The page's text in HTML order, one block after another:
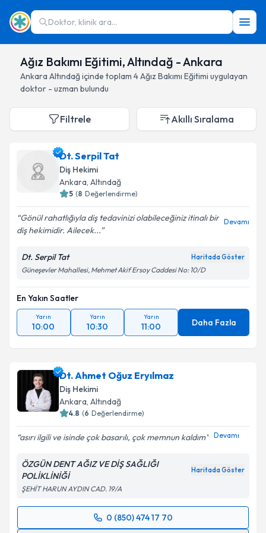
Doktor, klinik ara...
Ağız Bakımı Eğitimi, Altındağ - Ankara
Ankara Altındağiçinde toplam 4Ağız Bakımı Eğitimi uygulayan
doktor - uzman bulundu
Filtrele Akıllı Sıralama
Dt. Serpil Tat
Diş Hekimi
Ankara, Altındağ
5 (8 Değerlendirme)
Gönül rahatlığıyla diş tedavinizi olabileceğiniz itinalı bir
diş hekimidir. Ailecek...
Devamı
Dt. Serpil Tat Haritada Göster
Güneşevler Mahallesi, Mehmet Akif Ersoy Caddesi No: 10/D
En Yakın Saatler
Yarın
10:00
Yarın
10:30
Yarın
11:00 Daha Fazla
Dt. Ahmet Oğuz Eryılmaz
Diş Hekimi
Ankara, Altındağ
4.8 (6 Değerlendirme)
asırı ilgili ve isinde çok basarılı, çok memnun kaldım Devamı
ÖZGÜN DENT AĞIZ VE DİŞ SAĞLIĞI
POLİKLİNİĞİ
Haritada Göster
ŞEHİT HARUN AYDIN CAD. 19/A
0 (850) 474 17 70
Randevu Takvimi Talebi